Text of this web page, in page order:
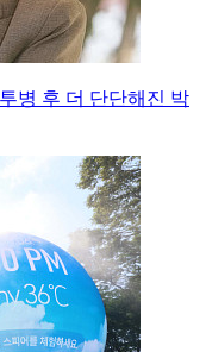
병 후 더 단단해진 박